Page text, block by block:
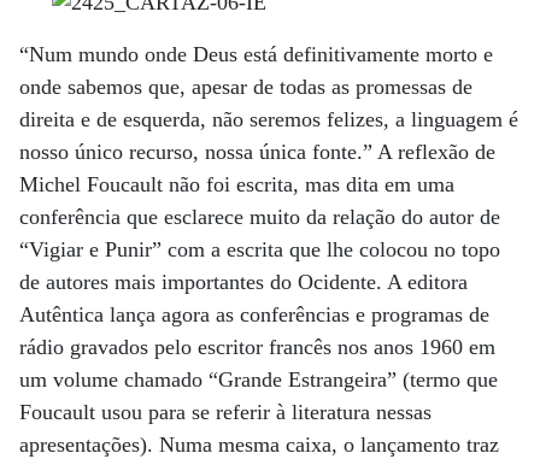
“Num mundo onde Deus está definitivamente morto e
onde sabemos que, apesar de todas as promessas de
direita e de esquerda, não seremos felizes, a linguagem é
nosso único recurso, nossa única fonte.” A reflexão de
Michel Foucault não foi escrita, mas dita em uma
conferência que esclarece muito da relação do autor de
“Vigiar e Punir” com a escrita que lhe colocou no topo
de autores mais importantes do Ocidente. A editora
Autêntica lança agora as conferências e programas de
rádio gravados pelo escritor francês nos anos 1960 em
um volume chamado “Grande Estrangeira” (termo que
Foucault usou para se referir à literatura nessas
apresentações). Numa mesma caixa, o lançamento traz